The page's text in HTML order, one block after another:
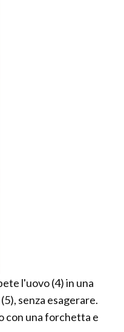
l'uovo (4) in una
senza esagerare.
con una forchetta e